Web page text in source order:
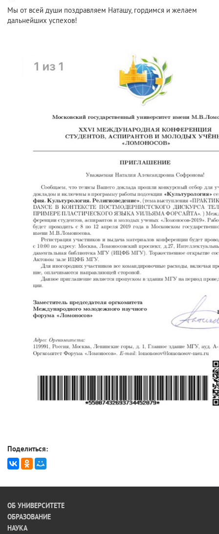
Мы от всей души поздравляем Наташу, гордимся и желаем
дальнейших успехов!
Поделиться:
ОБ УНИВЕРСИТЕТЕ
ОБРАЗОВАНИЕ
НАУКА